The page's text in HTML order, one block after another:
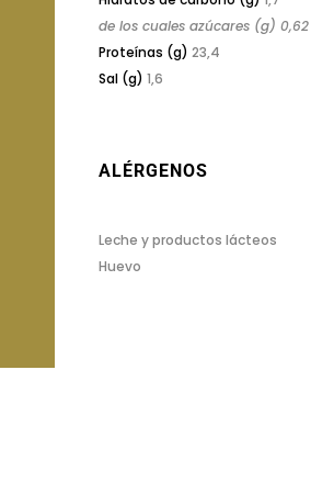
de los cuales azúcares (g) 0,62
Proteínas (g) 23,4
Sal (g) 1,6
ALÉRGENOS
Leche y productos lácteos
Huevo